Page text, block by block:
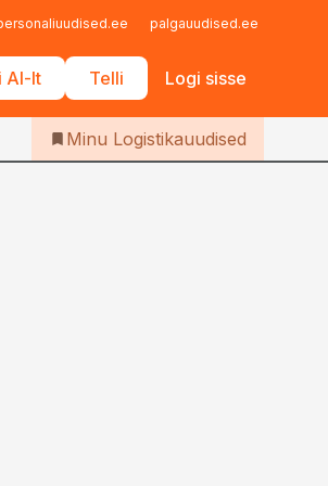
palgauudised.ee
AI-lt Telli Logi sisse
Iseteenindus
Telli Logistikauudised
Minu Logistikauudised